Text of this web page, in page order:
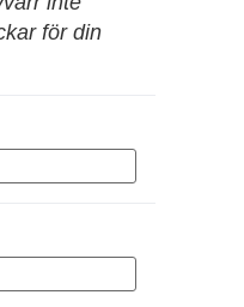
för din